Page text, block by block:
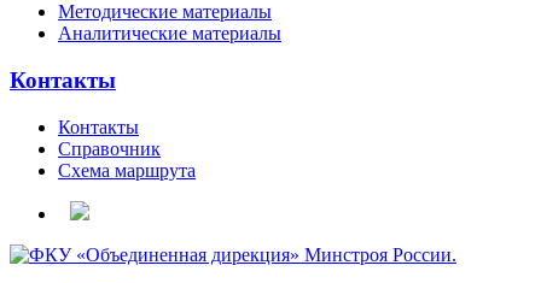
Методические материалы
Аналитические материалы
Контакты
Контакты
Справочник
Схема маршрута